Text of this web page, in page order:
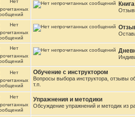
Обучение с инструктором
Вопросы выбора инструктора, отзывы
т.п.
Упражнения и методики
Обсуждение упражнений и методик из